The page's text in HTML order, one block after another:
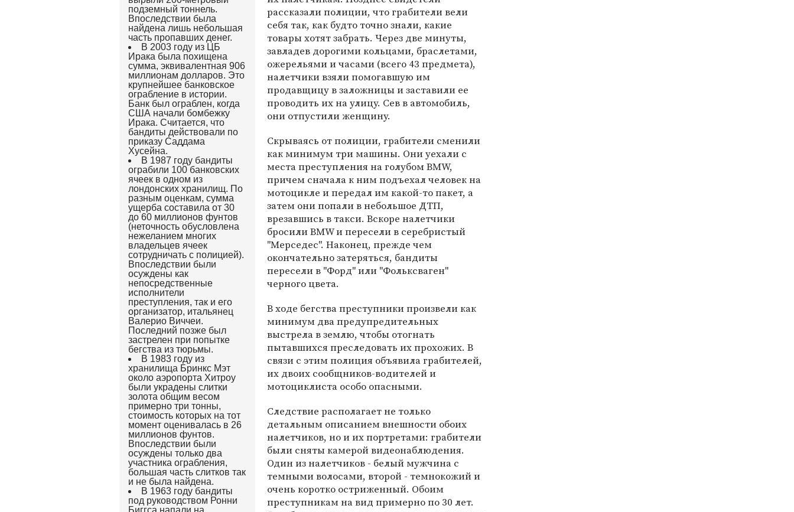
подземный тоннель.
Впоследствии была
найдена лишь небольшая
часть пропавших денег.
В 2003 году из ЦБ
Ирака была похищена
сумма, эквивалентная 906
миллионам долларов. Это
крупнейшее банковское
ограбление в истории.
Банк был ограблен, когда
США начали бомбежку
Ирака. Считается, что
бандиты действовали по
приказу Саддама
Хусейна.
В 1987 году бандиты
ограбили 100 банковских
ячеек в одном из
лондонских хранилищ. По
разным оценкам, сумма
ущерба составила от 30
до 60 миллионов фунтов
(неточность обусловлена
нежеланием многих
владельцев ячеек
сотрудничать с полицией).
Впоследствии были
осуждены как
непосредственные
исполнители
преступления, так и его
организатор, итальянец
Валерио Виччеи.
Последний позже был
застрелен при попытке
бегства из тюрьмы.
В 1983 году из
хранилища Бринкс Мэт
около аэропорта Хитроу
были украдены слитки
золота общим весом
примерно три тонны,
стоимость которых на тот
момент оценивалась в 26
миллионов фунтов.
Впоследствии были
осуждены только два
участника ограбления,
большая часть слитков так
и не была найдена.
В 1963 году бандиты
под руководством Ронни
рассказали полиции, что грабители вели
себя так, как будто точно знали, какие
товары хотят забрать. Через две минуты,
завладев дорогими кольцами, браслетами,
ожерельями и часами (всего 43 предмета),
налетчики взяли помогавшую им
продавщицу в заложницы и заставили ее
проводить их на улицу. Сев в автомобиль,
они отпустили женщину.
Скрываясь от полиции, грабители сменили
как минимум три машины. Они уехали с
места преступления на голубом BMW,
причем сначала к ним подъехал человек на
мотоцикле и передал им какой-то пакет, а
затем они попали в небольшое ДТП,
врезавшись в такси. Вскоре налетчики
бросили BMW и пересели в серебристый
"Мерседес". Наконец, прежде чем
окончательно затеряться, бандиты
пересели в "Форд" или "Фольксваген"
черного цвета.
В ходе бегства преступники произвели как
минимум два предупредительных
выстрела в землю, чтобы отогнать
пытавшихся преследовать их прохожих. В
связи с этим полиция объявила грабителей,
их двоих сообщников-водителей и
мотоциклиста особо опасными.
Следствие располагает не только
детальным описанием внешности обоих
налетчиков, но и их портретами: грабители
были сняты камерой видеонаблюдения.
Один из налетчиков - белый мужчина с
темными волосами, второй - темнокожий и
очень коротко остриженный. Обоим
преступникам на вид примерно по 30 лет.